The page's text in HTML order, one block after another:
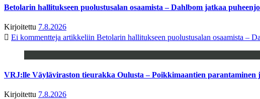
Betolarin hallitukseen puolustusalan osaamista – Dahlbom jatkaa
Kirjoitettu 7.8.2026
Ei kommentteja artikkeliin Betolarin hallitukseen puolustusalan osaamista –
VRJ:lle Väyläviraston tieurakka Oulusta – Poikkimaantien parantaminen
Kirjoitettu 7.8.2026